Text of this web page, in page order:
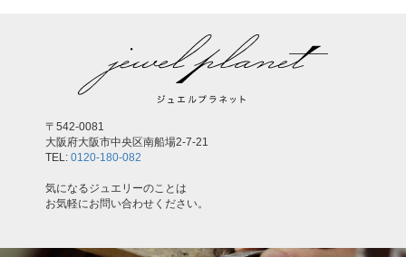
〒542-0081
大阪府大阪市中央区南船場2-7-21
TEL: 0120-180-082
気になるジュエリーのことは
お気軽にお問い合わせください。